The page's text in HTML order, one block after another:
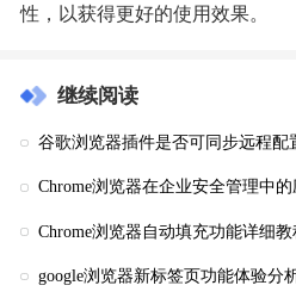
性，以获得更好的使用效果。
继续阅读
谷歌浏览器插件是否可同步远程配
Chrome浏览器在企业安全管理中
Chrome浏览器自动填充功能详细教
google浏览器新标签页功能体验分